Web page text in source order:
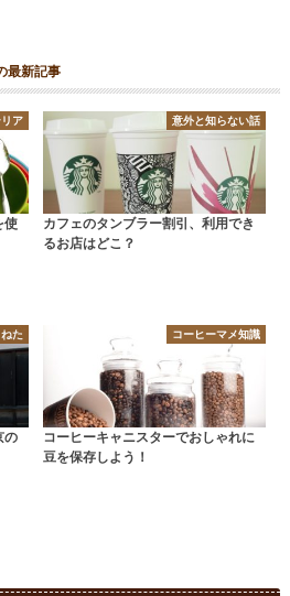
最新記事
ア
使
意外と知らない話
カフェのタンブラー割引、利用でき
るお店はどこ？
た
の
コーヒーマメ知識
コーヒーキャニスターでおしゃれに
豆を保存しよう！